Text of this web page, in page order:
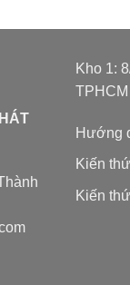
Kho 1:
TPHCM
Hướng
Kiến
Kiến